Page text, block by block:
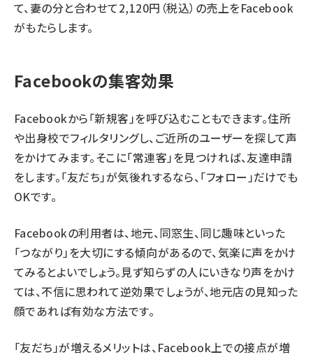
て、妻の分と合わせて2,120円（税込）の売上をFacebook
がもたらします。
Facebookの集客効果
Facebookから「新規客」を呼び込むこともできます。住所
や出身校でフィルタリングし、ご近所のユーザーを探して声
をかけてみます。そこに「常連客」を見つければ、友達申請
をします。「友だち」が気後れするなら、「フォロー」だけでも
OKです。
Facebookの利用者は、地元、同窓生、同じ趣味といった
「つながり」を大切にする傾向があるので、気楽に声をかけ
てみるとよいでしょう。見ず知らずの人にいきなり声をかけ
ては、不信に思われて逆効果でしょうが、地元店の見知った
顔であれば有効な方法です。
「友だち」が増えるメリットは、Facebook上での接点が増